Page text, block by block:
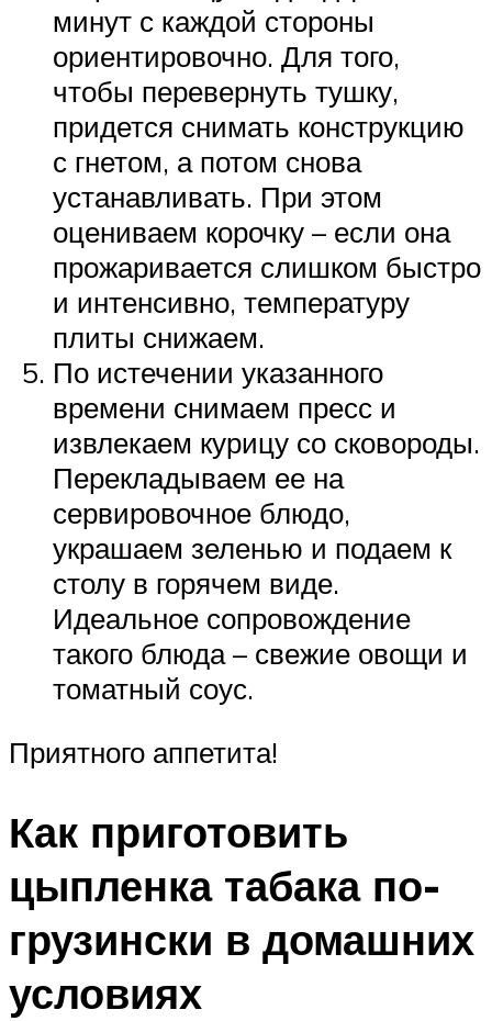
минут с каждой стороны
ориентировочно. Для того,
чтобы перевернуть тушку,
придется снимать конструкцию
с гнетом, а потом снова
устанавливать. При этом
оцениваем корочку – если она
прожаривается слишком быстро
и интенсивно, температуру
плиты снижаем.
По истечении указанного
времени снимаем пресс и
извлекаем курицу со сковороды.
Перекладываем ее на
сервировочное блюдо,
украшаем зеленью и подаем к
столу в горячем виде.
Идеальное сопровождение
такого блюда – свежие овощи и
томатный соус.
Приятного аппетита!
Как приготовить
цыпленка табака по-
грузински в домашних
условиях